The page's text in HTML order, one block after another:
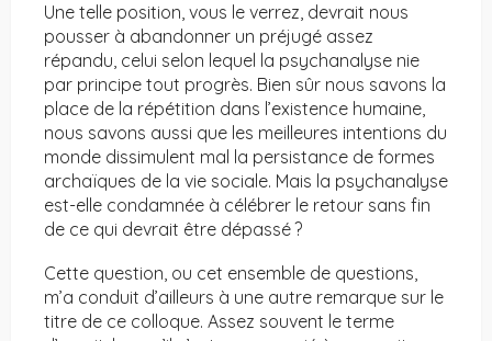
Une telle position, vous le verrez, devrait nous
pousser à abandonner un préjugé assez
répandu, celui selon lequel la psychanalyse nie
par principe tout progrès. Bien sûr nous savons la
place de la répétition dans l’existence humaine,
nous savons aussi que les meilleures intentions du
monde dissimulent mal la persistance de formes
archaïques de la vie sociale. Mais la psychanalyse
est-elle condamnée à célébrer le retour sans fin
de ce qui devrait être dépassé ?
Cette question, ou cet ensemble de questions,
m’a conduit d’ailleurs à une autre remarque sur le
titre de ce colloque. Assez souvent le terme